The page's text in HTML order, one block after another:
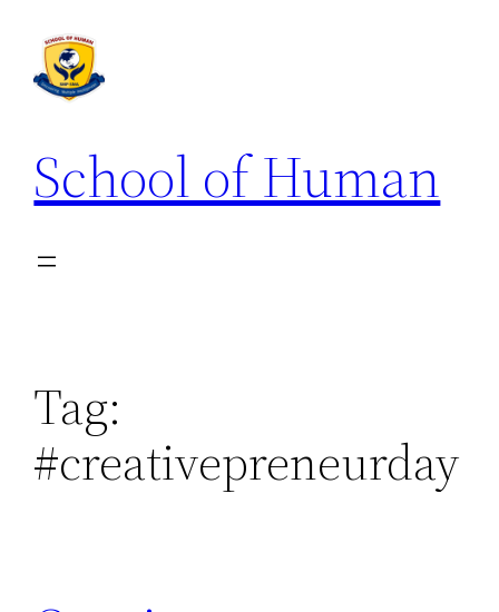
School of Human
Tag:
#creativepreneurday